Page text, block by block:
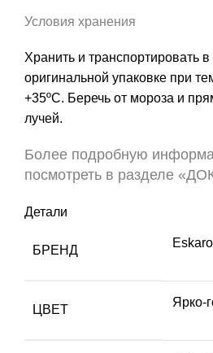
Условия хранения
Хранить и транспортировать
оригинальной упаковке при
+35ºС. Беречь от мороза и
лучей.
Более подробную
посмотреть в разделе
Детали
БРЕНД
Eskaro
ЦВЕТ
Ярко-